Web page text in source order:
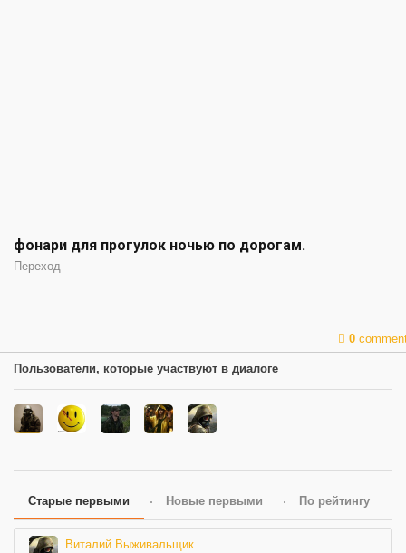
фонари для прогулок ночью по дорогам.
Переход
0
Пользователи, которые участвуют в диалоге
Старые первыми Новые первыми По рейтингу
Виталий Выживальщик